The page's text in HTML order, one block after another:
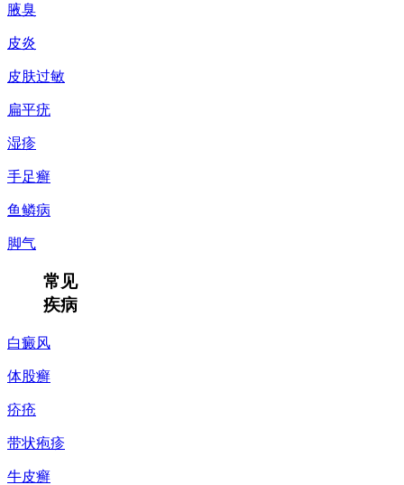
腋臭
皮炎
皮肤过敏
扁平疣
湿疹
手足癣
鱼鳞病
脚气
常见
疾病
白癜风
体股癣
疥疮
带状疱疹
牛皮癣